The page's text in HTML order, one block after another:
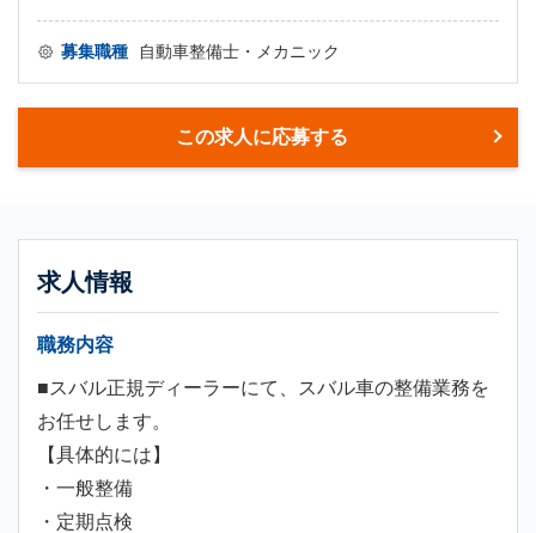
募集職種 自動車整備士・メカニック
この求人に応募する
求人情報
職務内容
■スバル正規ディーラーにて、スバル車の整備業務を
お任せします。
【具体的には】
・一般整備
・定期点検